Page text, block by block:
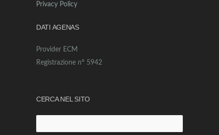
Privacy Policy
DATI AGENAS
Provider ECM
Registrazione n° 5942
CERCA NEL SITO